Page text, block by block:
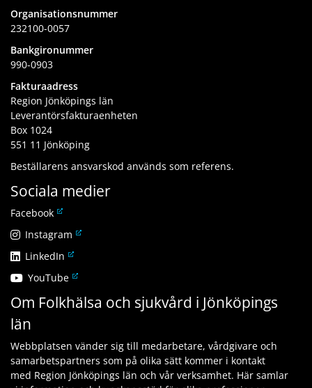
Organisationsnummer
232100-0057
Bankgironummer
990-0903
Fakturaadress
Region Jönköpings län
Leverantörsfakturaenheten
Box 1024
551 11 Jönköping
Beställarens ansvarskod används som referens.
Sociala medier
FacebookL
n
k
i
l
n
n
a
Instagram L
ä
k
i
a
n
n
LinkedIn L
n
k
l
l
a
YouTubeL
n
i
l
l
Om Folkhälsa och sjukvård i Jönköpings
län
Webbplatsen vänder sig till medarbetare, vårdgivare och
samarbetspartners som på olika sätt kommer i kontakt
med Region Jönköpings län och vår verksamhet. Här samlar